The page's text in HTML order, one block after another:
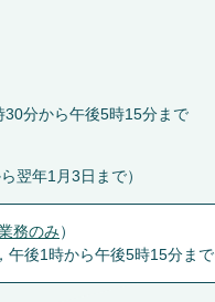
分から午後5時15分まで
翌年1月3日まで）
務のみ）
後1時から午後5時15分まで